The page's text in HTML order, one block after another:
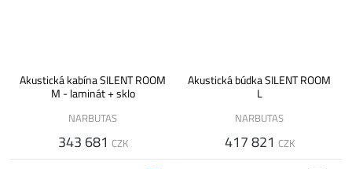
Akustická kabína SILENT ROOM
M - laminát + sklo
NARBUTAS
343 681 CZK
Akustická búdka SILENT ROOM
L
NARBUTAS
417 821 CZK